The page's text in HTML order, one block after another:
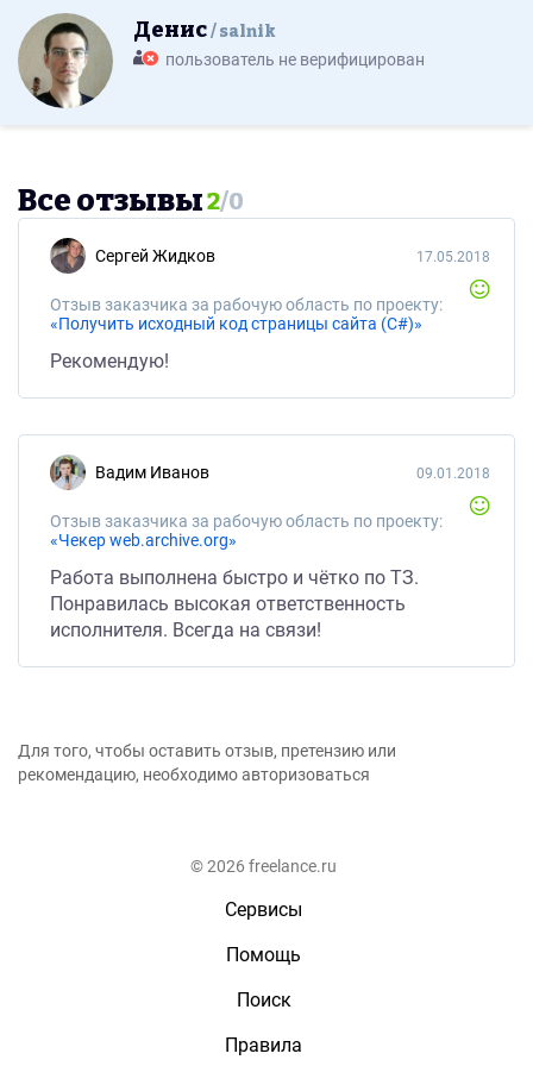
Денис salnik
пользователь не верифицирован
Все отзывы2/0
Сергей Жидков
Отзыв заказчика за рабочую область по проекту:
«Получить исходный код страницы сайта (C#)»
17.05.2018
Рекомендую!
Вадим Иванов
Отзыв заказчика за рабочую область по проекту:
«Чекер web.archive.org»
09.01.2018
Работа выполнена быстро и чётко по ТЗ.
Понравилась высокая ответственность
исполнителя. Всегда на связи!
Для того, чтобы оставить отзыв, претензию или
рекомендацию, необходимо авторизоваться
© 2026 freelance.ru
Сервисы
Помощь
Поиск
Правила